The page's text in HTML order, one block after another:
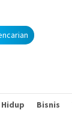
Hidup Bisnis